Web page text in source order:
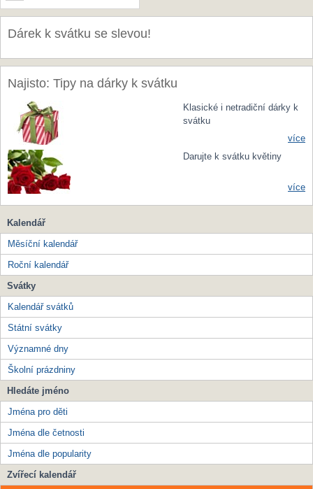
Dárek k svátku se slevou!
Najisto: Tipy na dárky k svátku
Klasické i netradiční dárky k
svátku
více
Darujte k svátku květiny
více
Kalendář
Měsíční kalendář
Roční kalendář
Svátky
Kalendář svátků
Státní svátky
Významné dny
Školní prázdniny
Hledáte jméno
Jména pro děti
Jména dle četnosti
Jména dle popularity
Zvířecí kalendář